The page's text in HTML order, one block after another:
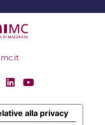
alla privacy